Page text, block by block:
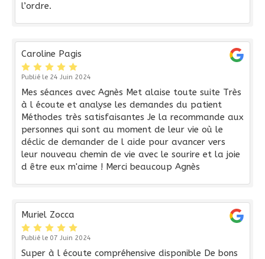
l’ordre.
Caroline Pagis
Publié le 24 Juin 2024
Mes séances avec Agnès Met alaise toute suite Très
à l écoute et analyse les demandes du patient
Méthodes très satisfaisantes Je la recommande aux
personnes qui sont au moment de leur vie où le
déclic de demander de l aide pour avancer vers
leur nouveau chemin de vie avec le sourire et la joie
d être eux m'aime ! Merci beaucoup Agnès
Muriel Zocca
Publié le 07 Juin 2024
Super à l écoute compréhensive disponible De bons